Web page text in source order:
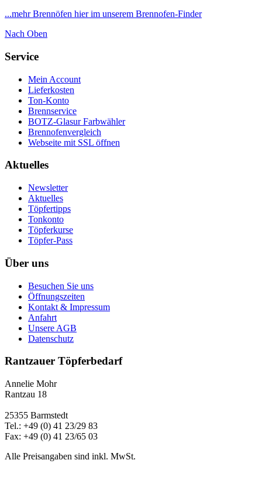
...mehr Brennöfen hier im unserem Brennofen-Finder
Nach Oben
Service
Mein Account
Lieferkosten
Ton-Konto
Brennservice
BOTZ-Glasur Farbwähler
Brennofenvergleich
Webseite mit SSL öffnen
Aktuelles
Newsletter
Aktuelles
Töpfertipps
Tonkonto
Töpferkurse
Töpfer-Pass
Über uns
Besuchen Sie uns
Öffnungszeiten
Kontakt & Impressum
Anfahrt
Unsere AGB
Datenschutz
Rantzauer Töpferbedarf
Annelie Mohr
Rantzau 18
25355 Barmstedt
Tel.: +49 (0) 41 23/29 83
Fax: +49 (0) 41 23/65 03
Alle Preisangaben sind inkl. MwSt.